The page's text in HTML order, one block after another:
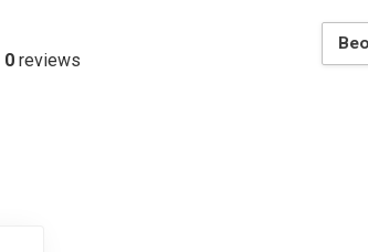
0 reviews